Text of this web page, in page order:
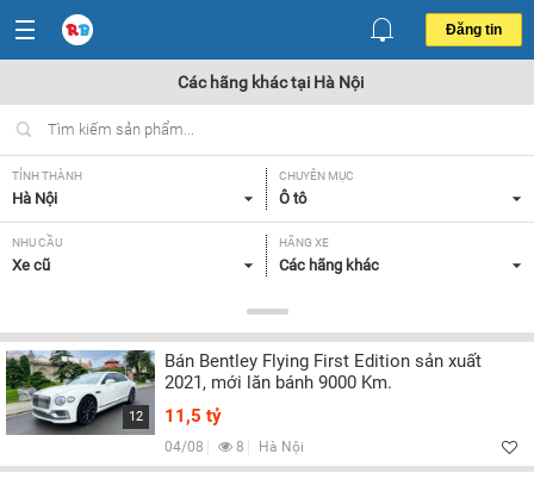
Đăng tin
Các hãng khác tại Hà Nội
TỈNH THÀNH
Hà Nội
CHUYÊN MỤC
Ô tô
NHU CẦU
Xe cũ
HÃNG XE
Các hãng khác
Tất cả
NĂM SẢN XUẤT
Tất cả
GIÁ XE
Tất cả
XUẤT XỨ
Tất cả
12
Bán Bentley Flying First Edition sản xuất
2021, mới lăn bánh 9000 Km.
11,5 tỷ
04/08 8 Hà Nội